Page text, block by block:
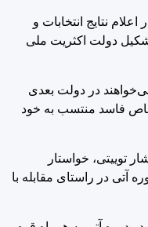
نتایج انتخابات و
دولت اکثریت ملی
در دولت بعدی
فاسد منتسب به خود
توییتی، خواستار
آتی در راستای مقابله با